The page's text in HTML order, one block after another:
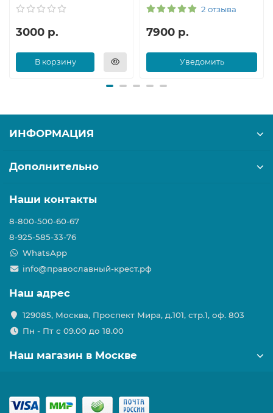
3000 р.
В корзину
2 отзыва
7900 р.
Уведомить
ИНФОРМАЦИЯ
Дополнительно
Наши контакты
8-800-500-60-67
8-925-585-33-76
WhatsApp
info@православный-крест.рф
Наш адрес
129085, Москва, Проспект Мира, д.101, стр.1, оф. 803
Пн - Пт с 09.00 до 18.00
Наш магазин в Москве